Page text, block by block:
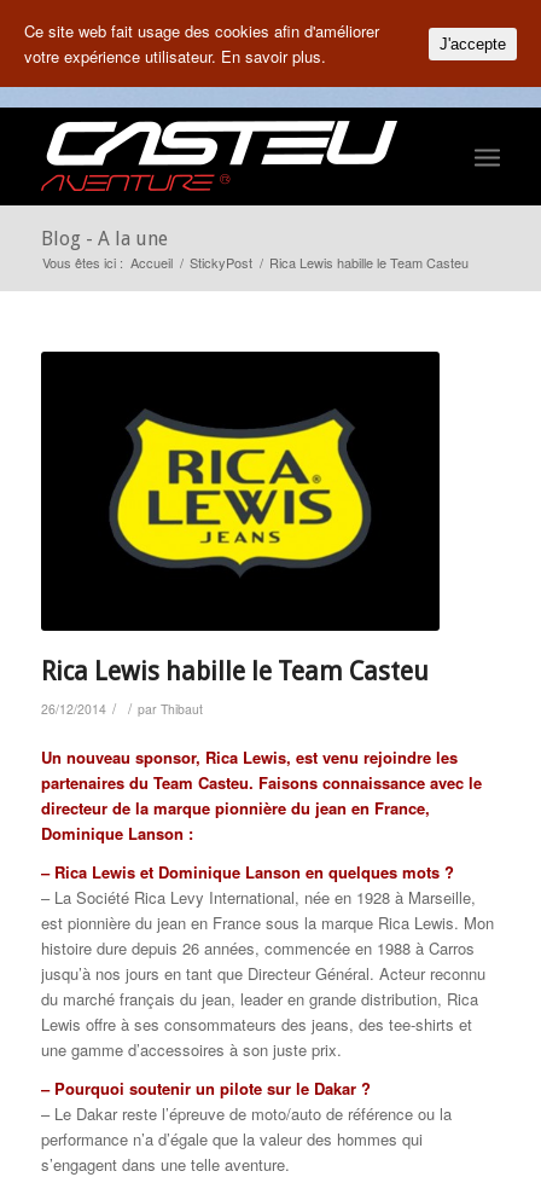
Blog - A la une
Vous êtes ici : Accueil / StickyPost / Rica Lewis habille le Team Casteu
Rica Lewis habille le Team Casteu
26/12/2014 / / par Thibaut
Un nouveau sponsor, Rica Lewis, est venu rejoindre les
partenaires du Team Casteu. Faisons connaissance avec le
directeur de la marque pionnière du jean en France,
Dominique Lanson :
– Rica Lewis et Dominique Lanson en quelques mots ?
– La Société Rica Levy International, née en 1928 à Marseille,
est pionnière du jean en France sous la marque Rica Lewis. Mon
histoire dure depuis 26 années, commencée en 1988 à Carros
jusqu’à nos jours en tant que Directeur Général. Acteur reconnu
du marché français du jean, leader en grande distribution, Rica
Lewis offre à ses consommateurs des jeans, des tee-shirts et
une gamme d’accessoires à son juste prix.
– Pourquoi soutenir un pilote sur le Dakar ?
– Le Dakar reste l’épreuve de moto/auto de référence ou la
performance n’a d’égale que la valeur des hommes qui
s’engagent dans une telle aventure.
Ce site web fait usage des cookies afin d'améliorer
votre expérience utilisateur. En savoir plus.
J'accepte